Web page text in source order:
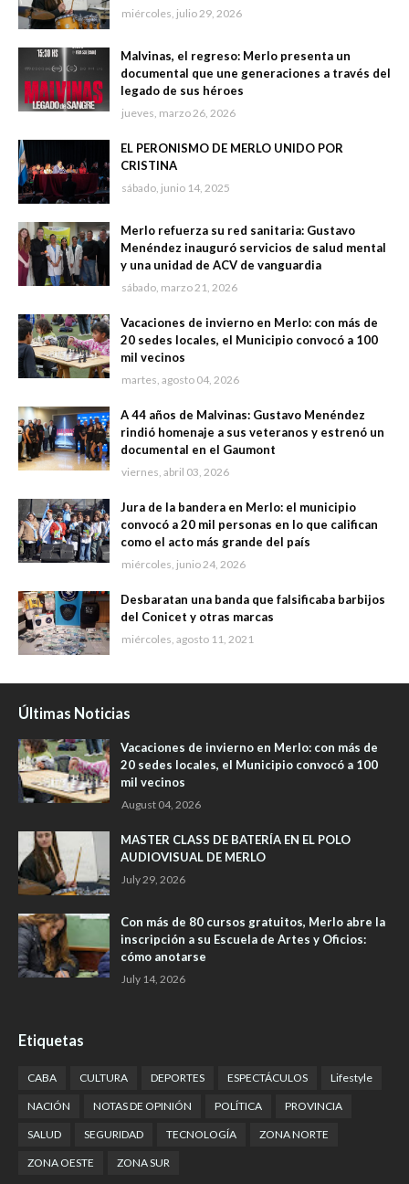
miércoles, julio 29, 2026
Malvinas, el regreso: Merlo presenta un
documental que une generaciones a través del
legado de sus héroes
jueves, marzo 26, 2026
EL PERONISMO DE MERLO UNIDO POR
CRISTINA
sábado, junio 14, 2025
Merlo refuerza su red sanitaria: Gustavo
Menéndez inauguró servicios de salud mental
y una unidad de ACV de vanguardia
sábado, marzo 21, 2026
Vacaciones de invierno en Merlo: con más de
20 sedes locales, el Municipio convocó a 100
mil vecinos
martes, agosto 04, 2026
A 44 años de Malvinas: Gustavo Menéndez
rindió homenaje a sus veteranos y estrenó un
documental en el Gaumont
viernes, abril 03, 2026
Jura de la bandera en Merlo: el municipio
convocó a 20 mil personas en lo que califican
como el acto más grande del país
miércoles, junio 24, 2026
Desbaratan una banda que falsificaba barbijos
del Conicet y otras marcas
miércoles, agosto 11, 2021
Últimas Noticias
Vacaciones de invierno en Merlo: con más de
20 sedes locales, el Municipio convocó a 100
mil vecinos
August 04, 2026
MASTER CLASS DE BATERÍA EN EL POLO
AUDIOVISUAL DE MERLO
July 29, 2026
Con más de 80 cursos gratuitos, Merlo abre la
inscripción a su Escuela de Artes y Oficios:
cómo anotarse
July 14, 2026
Etiquetas
CABA CULTURA DEPORTES ESPECTÁCULOS Lifestyle
NACIÓN NOTAS DE OPINIÓN POLÍTICA PROVINCIA
SALUD SEGURIDAD TECNOLOGÍA ZONA NORTE
ZONA OESTE ZONA SUR